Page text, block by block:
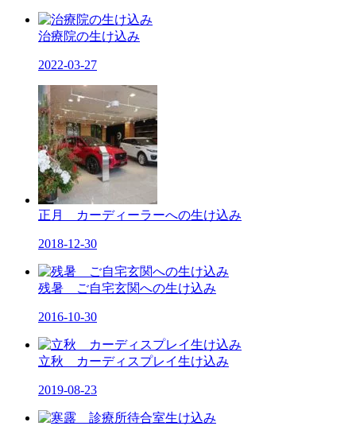
治療院の生け込み
2022-03-27
正月 カーディーラーへの生け込み
2018-12-30
残暑 ご自宅玄関への生け込み
2016-10-30
立秋 カーディスプレイ生け込み
2019-08-23